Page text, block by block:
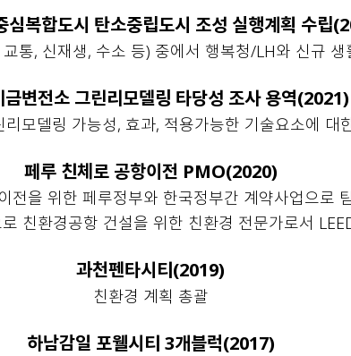
심복합도시 탄소중립도시 조성 실행계획 수립
통, 신재생, 수소 등) 중에서 행복청/LH와 신규
금변전소 그린리모델링 타당성 조사 용역(2021)
모델링 가능성, 효과, 적용가능한 기술요소에 대
페루 친체로 공항이전 PMO(2020)
전을 위한 페루정부와 한국정부간 계약사업으로
친환경공항 건설을 위한 친환경 전문가로서
과천펜타시티(2019)
친환경 계획 총괄
하남감일 포웰시티 3개블럭(2017)